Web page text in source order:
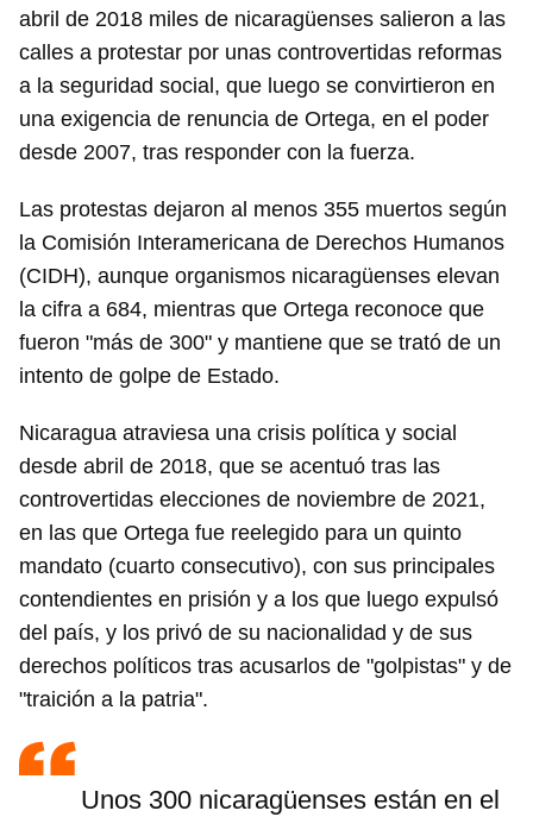
abril de 2018 miles de nicaragüenses salieron a las
calles a protestar por unas controvertidas reformas
a la seguridad social, que luego se convirtieron en
una exigencia de renuncia de Ortega, en el poder
desde 2007, tras responder con la fuerza.
Las protestas dejaron al menos 355 muertos según
la Comisión Interamericana de Derechos Humanos
(CIDH), aunque organismos nicaragüenses elevan
la cifra a 684, mientras que Ortega reconoce que
fueron "más de 300" y mantiene que se trató de un
intento de golpe de Estado.
Nicaragua atraviesa una crisis política y social
desde abril de 2018, que se acentuó tras las
controvertidas elecciones de noviembre de 2021,
en las que Ortega fue reelegido para un quinto
mandato (cuarto consecutivo), con sus principales
contendientes en prisión y a los que luego expulsó
del país, y los privó de su nacionalidad y de sus
derechos políticos tras acusarlos de "golpistas" y de
"traición a la patria".
Unos 300 nicaragüenses están en el